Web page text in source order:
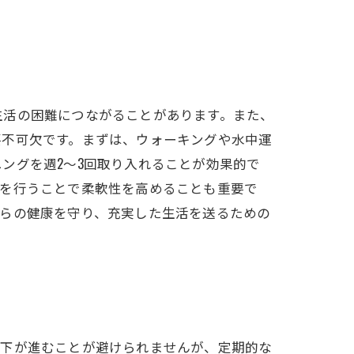
困難につながることがあります。また、
可欠です。まずは、ウォーキングや水中運
グを週2〜3回取り入れることが効果的で
行うことで柔軟性を高めることも重要で
の健康を守り、充実した生活を送るための
が進むことが避けられませんが、定期的な